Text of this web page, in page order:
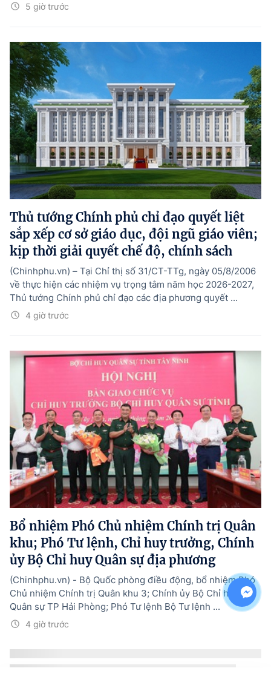
5 giờ trước
Thủ tướng Chính phủ chỉ đạo quyết liệt
sắp xếp cơ sở giáo dục, đội ngũ giáo viên;
kịp thời giải quyết chế độ, chính sách
4 giờ trước
(Chinhphu.vn) – Tại Chỉ thị số 31/CT-TTg, ngày 05/8/2006
về thực hiện các nhiệm vụ trọng tâm năm học 2026-2027,
Thủ tướng Chính phủ chỉ đạo các địa phương quyết ...
Bổ nhiệm Phó Chủ nhiệm Chính trị Quân
khu; Phó Tư lệnh, Chỉ huy trưởng, Chính
ủy Bộ Chỉ huy Quân sự địa phương
4 giờ trước
(Chinhphu.vn) - Bộ Quốc phòng điều động, bổ nhiệm Phó
Chủ nhiệm Chính trị Quân khu 3; Chính ủy Bộ Chỉ huy
Quân sự TP Hải Phòng; Phó Tư lệnh Bộ Tư lệnh ...